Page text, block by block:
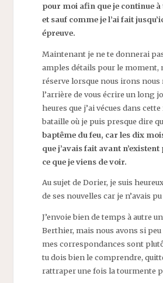
pour moi afin que je continue
et sauf comme je l’ai fait
épreuve.
Maintenant je ne te donnerai
amples détails pour le moment,
réserve lorsque nous irons
l’arrière de vous écrire un long
heures que j’ai vécues dans
bataille où je puis presque dire
baptême du feu, car les dix
que j’avais fait avant n’existent
ce que je viens de voir.
Au sujet de Dorier, je suis
de ses nouvelles car je n’avais
J’envoie bien de temps à autre
Berthier, mais nous avons si peu
mes correspondances sont
tu dois bien le comprendre,
rattraper une fois la tourmente